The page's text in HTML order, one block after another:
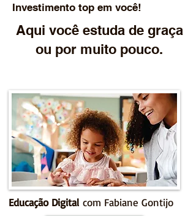
Investimento top em você!
Aqui você estuda de graça
ou por muito pouco.
Educação Digital com Fabiane Gontijo